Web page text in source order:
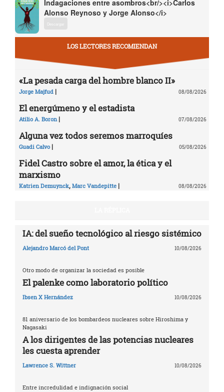
Indagaciones entre asombros<br/><i>Carlos
Alonso Reynoso y Jorge Alonso</i>
Descargar
LOS LECTORES RECOMIENDAN
«La pesada carga del hombre blanco II»
Jorge Majfud | 08/08/2026
El energúmeno y el estadista
Atilio A. Boron | 07/08/2026
Alguna vez todos seremos marroquíes
Guadi Calvo | 05/08/2026
Fidel Castro sobre el amor, la ética y el
marxismo
Katrien Demuynck, Marc Vandepitte | 08/08/2026
IA: del sueño tecnológico al riesgo sistémico
Alejandro Marcó del Pont 10/08/2026
Otro modo de organizar la sociedad es posible
El palenke como laboratorio político
Ibsen X Hernández 10/08/2026
81 aniversario de los bombardeos nucleares sobre Hiroshima y
Nagasaki
A los dirigentes de las potencias nucleares
les cuesta aprender
Lawrence S. Wittner 10/08/2026
Entre incredulidad e indignación social